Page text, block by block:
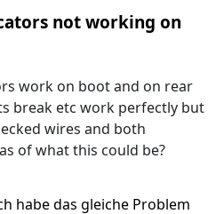
not working on
work on boot and on rear
break etc work perfectly but
wires and both
of what this could be?
habe das gleiche Problem